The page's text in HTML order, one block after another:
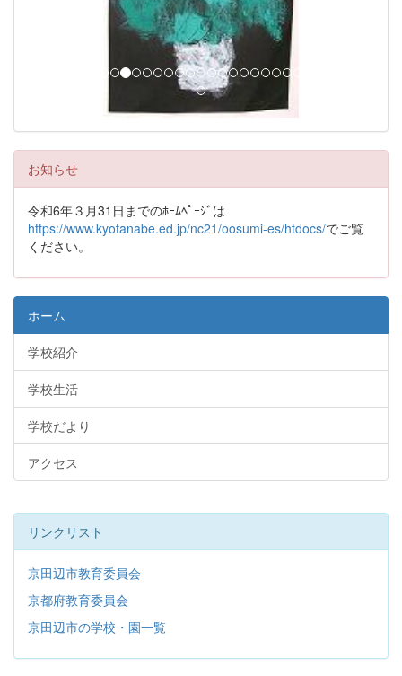
お知らせ
令和6年３月31日までのﾎｰﾑﾍﾟｰｼﾞは
https://www.kyotanabe.ed.jp/nc21/oosumi-es/htdocs/でご覧
ください。
ホーム
学校紹介
学校生活
学校だより
アクセス
リンクリスト
京田辺市教育委員会
京都府教育委員会
京田辺市の学校・園一覧